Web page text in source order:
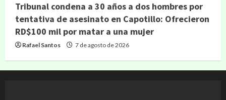
Tribunal condena a 30 años a dos hombres por
tentativa de asesinato en Capotillo: Ofrecieron
RD$100 mil por matar a una mujer
Rafael Santos 7 de agosto de 2026